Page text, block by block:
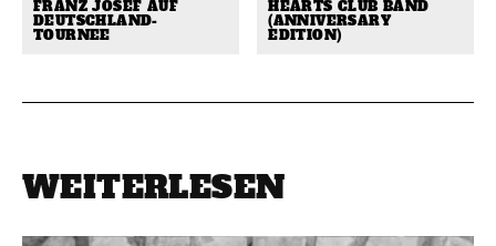
FRANZ JOSEF AUF
DEUTSCHLAND-
TOURNEE
HEARTS CLUB BAND
(ANNIVERSARY
EDITION)
WEITERLESEN